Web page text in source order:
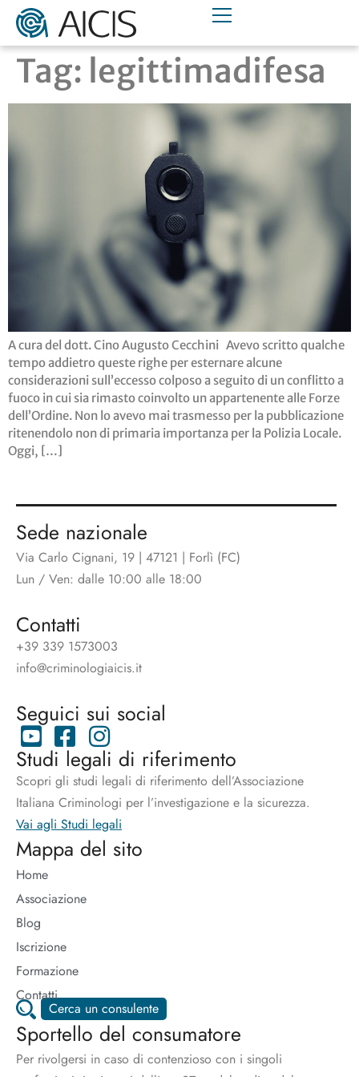
Tag: legittimadifesa
A cura del dott. Cino Augusto Cecchini Avevo scritto qualche
tempo addietro queste righe per esternare alcune
considerazioni sull’eccesso colposo a seguito di un conflitto a
fuoco in cui sia rimasto coinvolto un appartenente alle Forze
dell’Ordine. Non lo avevo mai trasmesso per la pubblicazione
ritenendolo non di primaria importanza per la Polizia Locale.
Oggi, […]
Sede nazionale
Via Carlo Cignani, 19 | 47121 | Forlì (FC)
Lun / Ven: dalle 10:00 alle 18:00
Contatti
+39 339 1573003
info@criminologiaicis.it
Seguici sui social
Studi legali di riferimento
Scopri gli studi legali di riferimento dell’Associazione
Italiana Criminologi per l’investigazione e la sicurezza.
Vai agli Studi legali
Mappa del sito
Home
Associazione
Blog
Iscrizione
Formazione
Contatti
Cerca un consulente
Sportello del consumatore
Per rivolgersi in caso di contenzioso con i singoli